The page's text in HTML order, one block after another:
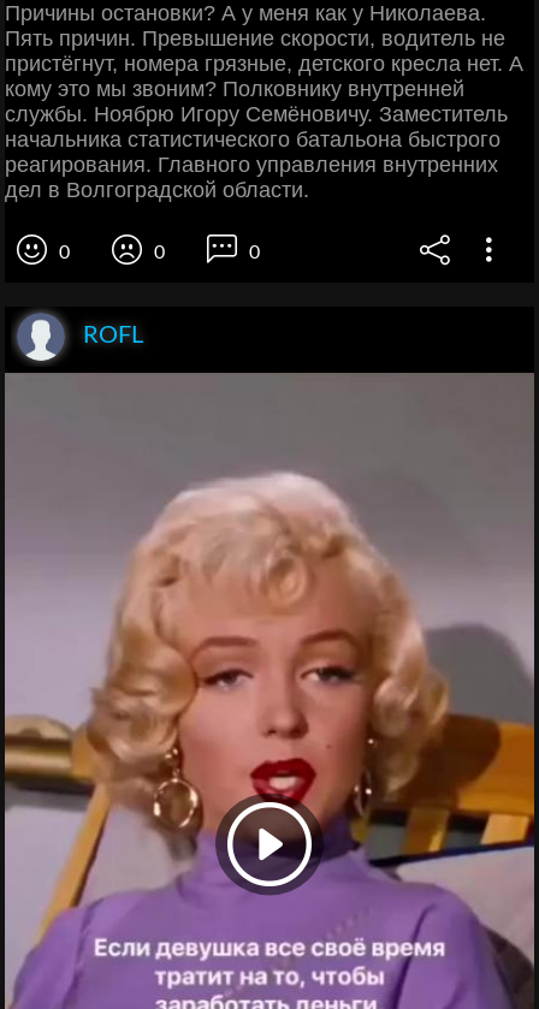
Причины остановки? А у меня как у Николаева.
Пять причин. Превышение скорости, водитель не
пристёгнут, номера грязные, детского кресла нет. А
кому это мы звоним? Полковнику внутренней
службы. Ноябрю Игору Семёновичу. Заместитель
начальника статистического батальона быстрого
реагирования. Главного управления внутренних
дел в Волгоградской области.
0 0 0
ROFL